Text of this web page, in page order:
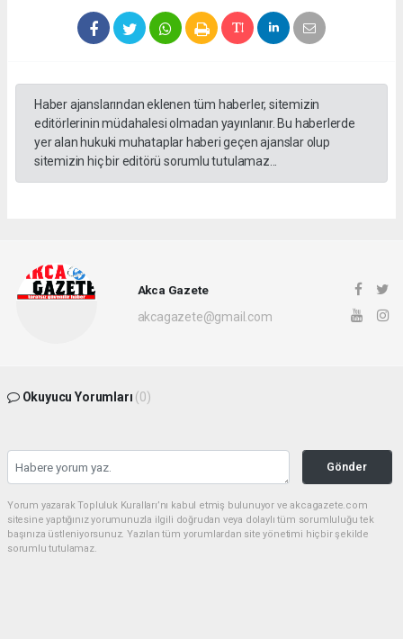
Haber ajanslarından eklenen tüm haberler, sitemizin
editörlerinin müdahalesi olmadan yayınlanır. Bu haberlerde
yer alan hukuki muhataplar haberi geçen ajanslar olup
sitemizin hiç bir editörü sorumlu tutulamaz...
Akca Gazete
akcagazete@gmail.com
Okuyucu Yorumları (0)
Gönder
Yorum yazarak Topluluk Kuralları’nı kabul etmiş bulunuyor ve akcagazete.com
sitesine yaptığınız yorumunuzla ilgili doğrudan veya dolaylı tüm sorumluluğu tek
başınıza üstleniyorsunuz. Yazılan tüm yorumlardan site yönetimi hiçbir şekilde
sorumlu tutulamaz.